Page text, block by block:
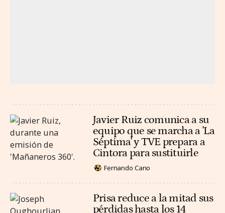
Javier Ruiz comunica a su
equipo que se marcha a 'La
Séptima' y TVE prepara a
Cintora para sustituirle
Fernando Cano
Prisa reduce a la mitad sus
pérdidas hasta los 14